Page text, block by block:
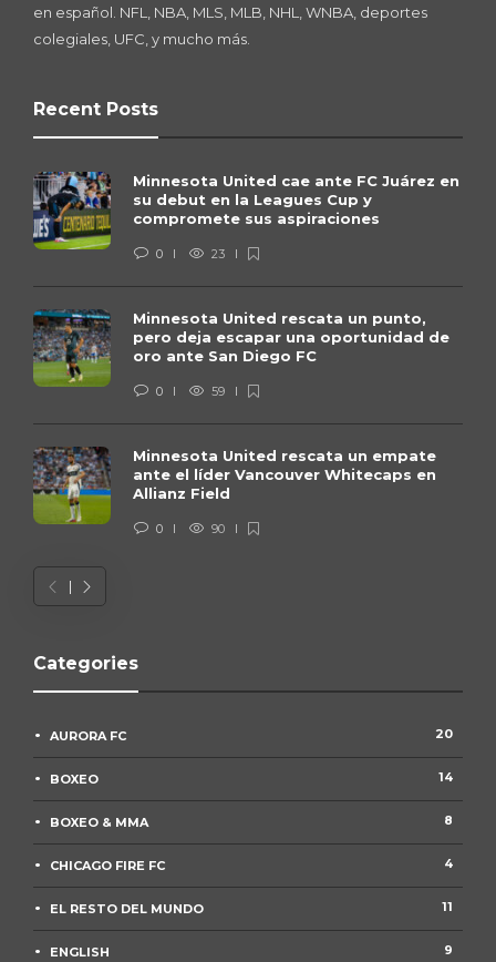
en español. NFL, NBA, MLS, MLB, NHL, WNBA, deportes
colegiales, UFC, y mucho más.
Recent Posts
Minnesota United cae ante FC Juárez en
su debut en la Leagues Cup y
compromete sus aspiraciones
0 23
Minnesota United rescata un punto,
pero deja escapar una oportunidad de
oro ante San Diego FC
0 59
Minnesota United rescata un empate
ante el líder Vancouver Whitecaps en
Allianz Field
0 90
Categories
AURORA FC 20
BOXEO 14
BOXEO & MMA 8
CHICAGO FIRE FC 4
EL RESTO DEL MUNDO 11
ENGLISH 9